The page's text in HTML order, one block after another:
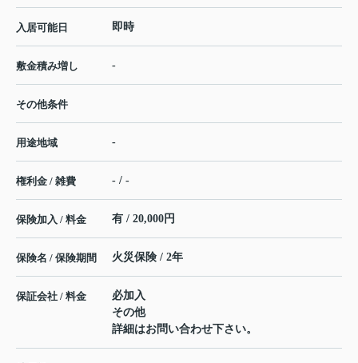
入居可能日 即時
敷金積み増し -
その他条件
用途地域 -
権利金 / 雑費 - / -
保険加入 / 料金 有 / 20,000円
保険名 / 保険期間 火災保険 / 2年
保証会社 / 料金
必加入
その他
詳細はお問い合わせ下さい。